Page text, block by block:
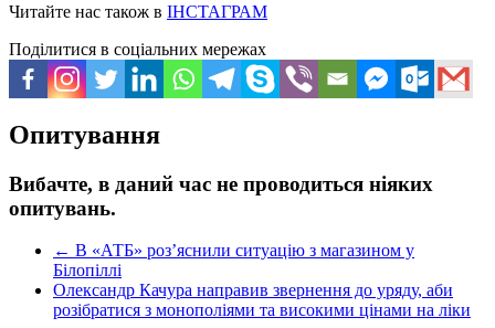
Читайте нас також в ІНСТАГРАМ
Поділитися в соціальних мережах
Опитування
Вибачте, в даний час не проводиться ніяких
опитувань.
← В «АТБ» роз’яснили ситуацію з магазином у
Білопіллі
Олександр Качура направив звернення до уряду, аби
розібратися з монополіями та високими цінами на ліки